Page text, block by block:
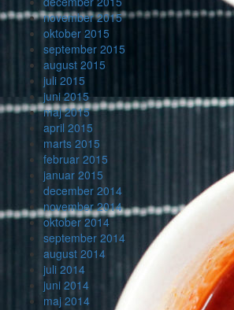
november 2015
oktober 2015
september 2015
august 2015
juli 2015
juni 2015
maj 2015
april 2015
marts 2015
februar 2015
januar 2015
december 2014
november 2014
oktober 2014
september 2014
august 2014
juli 2014
juni 2014
maj 2014